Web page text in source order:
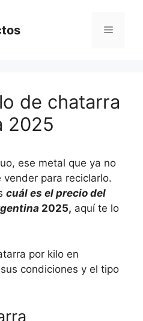
Menú
de chatarra
2025
ese metal que ya no
para reciclarlo.
cuál es el precio del
2025, aquí te lo
por kilo en
condiciones y el tipo